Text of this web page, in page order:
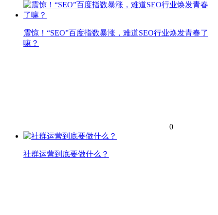
震惊！“SEO”百度指数暴涨，难道SEO行业焕发青春了
嘛？
0
社群运营到底要做什么？